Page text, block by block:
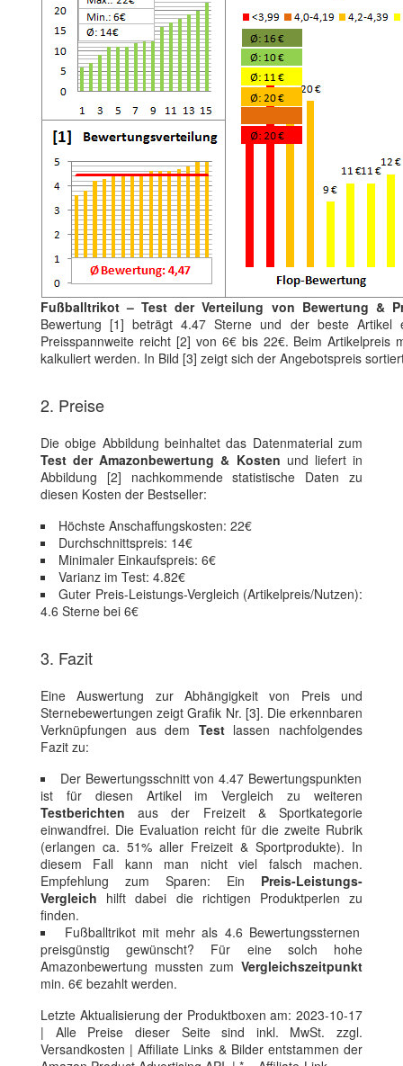
Fußballtrikot – Test der Verteilung von Bewertung &
Bewertung [1] beträgt 4.47 Sterne und der beste Artikel
Preisspannweite reicht [2] von 6€ bis 22€. Beim Artikelpreis
kalkuliert werden. In Bild [3] zeigt sich der Angebotspreis
2. Preise
Die obige Abbildung beinhaltet das Datenmaterial zum
Test der Amazonbewertung & Kosten und liefert in
Abbildung [2] nachkommende statistische Daten zu
diesen Kosten der Bestseller:
Höchste Anschaffungskosten: 22€
Durchschnittspreis: 14€
Minimaler Einkaufspreis: 6€
Varianz im Test: 4.82€
Guter Preis-Leistungs-Vergleich (Artikelpreis/Nutzen):
4.6 Sterne bei 6€
3. Fazit
Eine Auswertung zur Abhängigkeit von Preis und
Sternebewertungen zeigt Grafik Nr. [3]. Die erkennbaren
Verknüpfungen aus dem Testlassen nachfolgendes
Fazit zu:
Der Bewertungsschnitt von 4.47 Bewertungspunkten
ist für diesen Artikel im Vergleich zu weiteren
Testberichten aus der Freizeit & Sportkategorie
einwandfrei. Die Evaluation reicht für die zweite Rubrik
(erlangen ca. 51% aller Freizeit & Sportprodukte). In
diesem Fall kann man nicht viel falsch machen.
Empfehlung zum Sparen: Ein Preis-Leistungs-
Vergleich hilft dabei die richtigen Produktperlen zu
finden.
Fußballtrikot mit mehr als 4.6 Bewertungssternen
preisgünstig gewünscht? Für eine solch hohe
Amazonbewertung mussten zum Vergleichszeitpunkt
min. 6€ bezahlt werden.
Letzte Aktualisierung der Produktboxen am: 2023-10-17
| Alle Preise dieser Seite sind inkl. MwSt. zzgl.
Versandkosten | Affiliate Links & Bilder entstammen der